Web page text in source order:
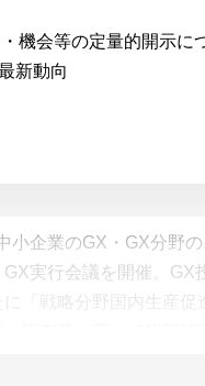
機会等の定量的開示に
新動向
小企業のGX・GX分野
実行会議を開催。GX
「戦略分野国内生産促